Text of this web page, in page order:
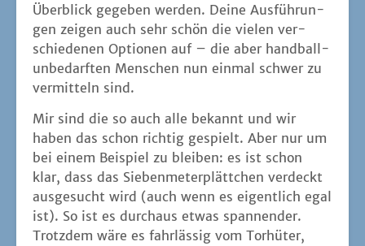
Über­blick gege­ben wer­den. Dei­ne Aus­füh­run­
gen zei­gen auch sehr schön die vie­len ver­
schie­de­nen Optio­nen auf – die aber hand­ball-
unbe­darf­ten Men­schen nun ein­mal schwer zu
ver­mit­teln sind.
Mir sind die so auch alle bekannt und wir
haben das schon rich­tig gespielt. Aber nur um
bei einem Bei­spiel zu blei­ben: es ist schon
klar, dass das Sie­ben­me­ter­plätt­chen ver­deckt
aus­ge­sucht wird (auch wenn es eigent­lich egal
ist). So ist es durch­aus etwas span­nen­der.
Trotz­dem wäre es fahr­läs­sig vom Tor­hü­ter,